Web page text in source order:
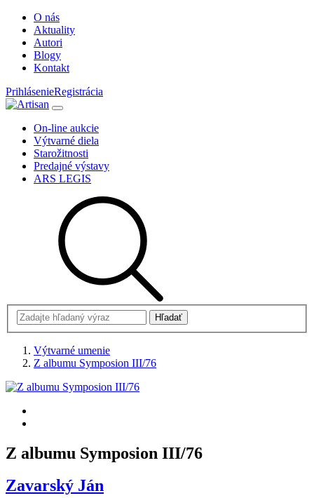
O nás
Aktuality
Autori
Blogy
Kontakt
PrihlásenieRegistrácia
On-line aukcie
Výtvarné diela
Starožitnosti
Predajné výstavy
ARS LEGIS
Výtvarné umenie
Z albumu Symposion III/76
Z albumu Symposion III/76
Zavarský Ján